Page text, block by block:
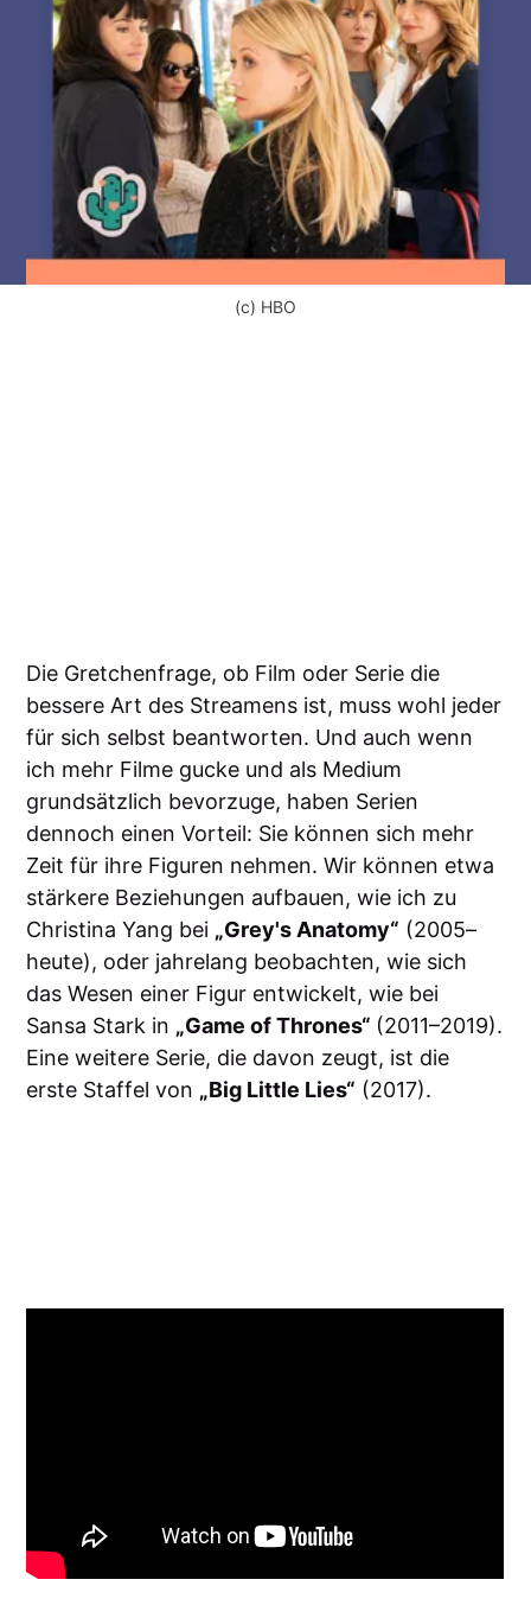
(c) HBO
Die Gretchenfrage, ob Film oder Serie die
bessere Art des Streamens ist, muss wohl jeder
für sich selbst beantworten. Und auch wenn
ich mehr Filme gucke und als Medium
grundsätzlich bevorzuge, haben Serien
dennoch einen Vorteil: Sie können sich mehr
Zeit für ihre Figuren nehmen. Wir können etwa
stärkere Beziehungen aufbauen, wie ich zu
Christina Yang bei „Grey's Anatomy“ (2005–
heute), oder jahrelang beobachten, wie sich
das Wesen einer Figur entwickelt, wie bei
Sansa Stark in „Game of Thrones“ (2011–2019).
Eine weitere Serie, die davon zeugt, ist die
erste Staffel von „Big Little Lies“ (2017).